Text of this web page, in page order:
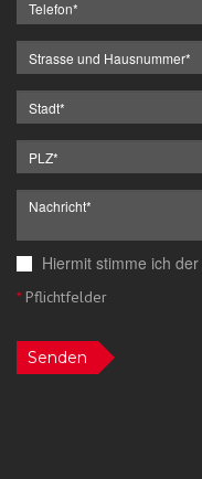
Hiermit stimme ich der
*Pflichtfelder
Senden